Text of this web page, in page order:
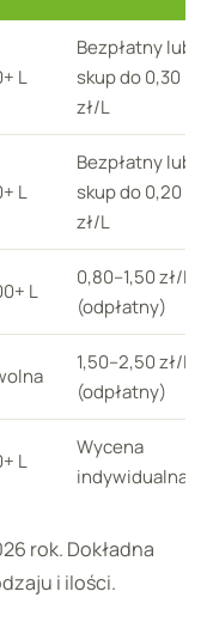
L
Bezpłatny lub
skup do 0,30
zł/L
L
Bezpłatny lub
skup do 0,20
zł/L
L
0,80–1,50 zł/L
(odpłatny)
1,50–2,50 zł/L
(odpłatny)
L
Wycena
indywidualna
rok. Dokładna
i ilości.